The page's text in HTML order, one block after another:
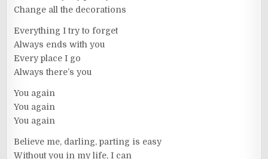
Change all the decorations
Everything I try to forget
Always ends with you
Every place I go
Always there’s you
You again
You again
You again
Believe me, darling, parting is easy
Without you in my life, I can